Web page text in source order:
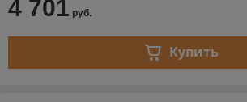
4 701 руб.
Купить